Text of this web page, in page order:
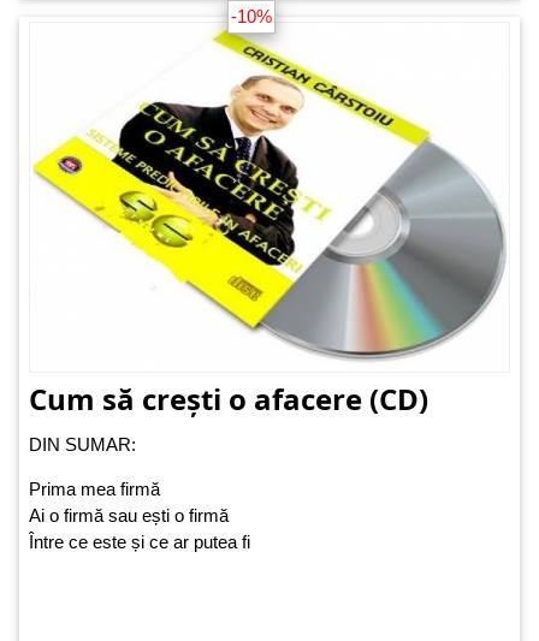
-10%
Cum să crești o afacere (CD)
DIN SUMAR:
Prima mea firmă
Ai o firmă sau ești o firmă
Între ce este și ce ar putea fi